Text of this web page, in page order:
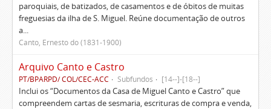
paroquiais, de batizados, de casamentos e de óbitos de muitas
freguesias da ilha de S. Miguel. Reúne documentação de outros
a...
Canto, Ernesto do (1831-1900)
Arquivo Canto e Castro
PT/BPARPD/ COL/CEC-ACC Subfundos [14--]-[18--]
Inclui os “Documentos da Casa de Miguel Canto e Castro” que
compreendem cartas de sesmaria, escrituras de compra e venda,